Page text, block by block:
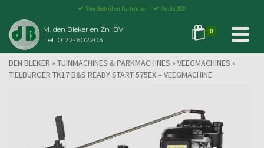
Voor Bedrijf en Particulier Sinds 1924
M. den Bleker en Zn. BV
Tel. 0172-602203
0
DEN BLEKER » TUINMACHINES & PARKMACHINES » VEEGMACHINES »
TIELBURGER TK17 B&S READY START 575EX – VEEGMACHINE